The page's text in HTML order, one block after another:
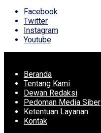
Facebook
Twitter
Instagram
Youtube
Beranda
Tentang Kami
Dewan Redaksi
Pedoman Media Siber
Ketentuan Layanan
Kontak